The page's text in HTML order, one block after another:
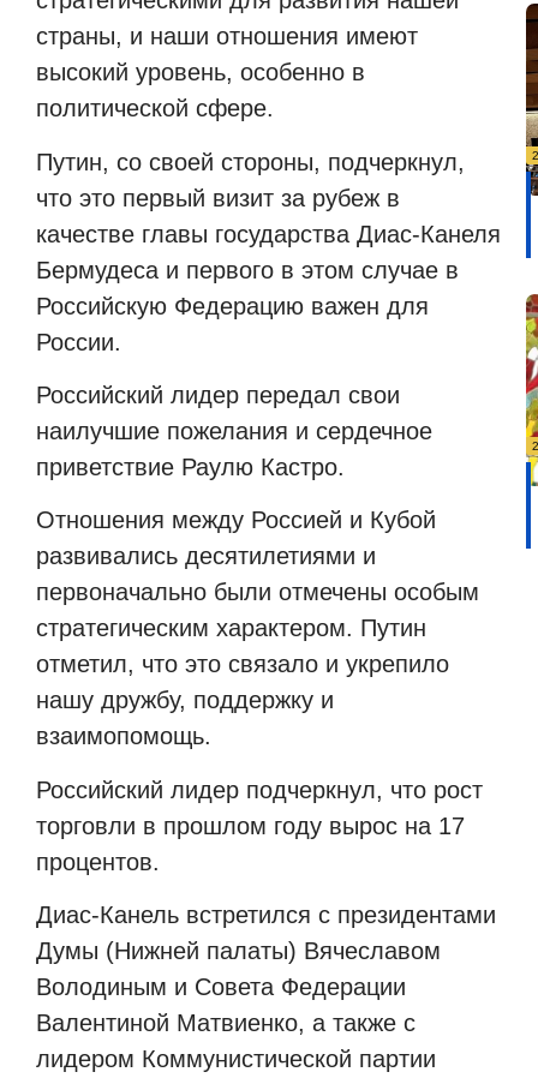
страны, и наши отношения имеют
высокий уровень, особенно в
политической сфере.
Путин, со своей стороны, подчеркнул,
что это первый визит за рубеж в
качестве главы государства Диас-Канеля
Бермудеса и первого в этом случае в
Российскую Федерацию важен для
России.
Российский лидер передал свои
наилучшие пожелания и сердечное
приветствие Раулю Кастро.
Отношения между Россией и Кубой
развивались десятилетиями и
первоначально были отмечены особым
стратегическим характером. Путин
отметил, что это связало и укрепило
нашу дружбу, поддержку и
взаимопомощь.
Российский лидер подчеркнул, что рост
торговли в прошлом году вырос на 17
процентов.
Диас-Канель встретился с президентами
Думы (Нижней палаты) Вячеславом
Володиным и Совета Федерации
Валентиной Матвиенко, а также с
лидером Коммунистической партии